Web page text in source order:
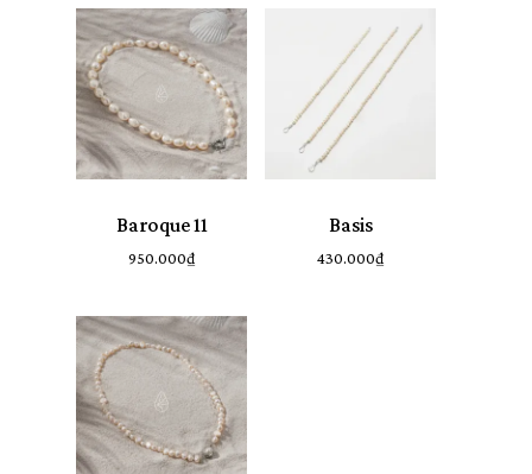
Baroque 11
950.000₫
Basis
430.000₫